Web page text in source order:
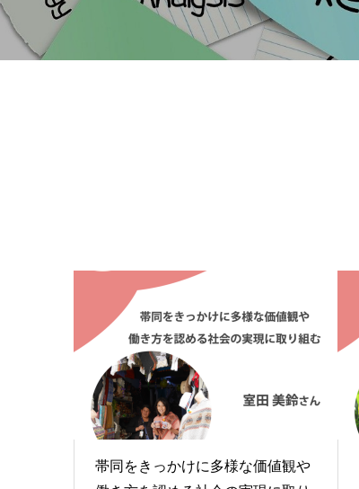
帯同をきっかけに多様な価値観や